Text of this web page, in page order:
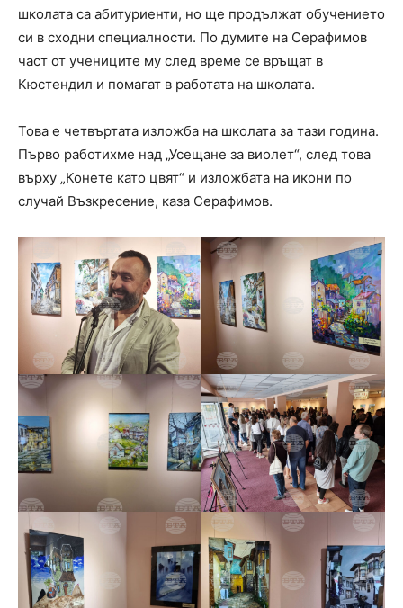
школата са абитуриенти, но ще продължат обучението
си в сходни специалности. По думите на Серафимов
част от учениците му след време се връщат в
Кюстендил и помагат в работата на школата.
Това е четвъртата изложба на школата за тази година.
Първо работихме над „Усещане за виолет“, след това
върху „Конете като цвят“ и изложбата на икони по
случай Възкресение, каза Серафимов.